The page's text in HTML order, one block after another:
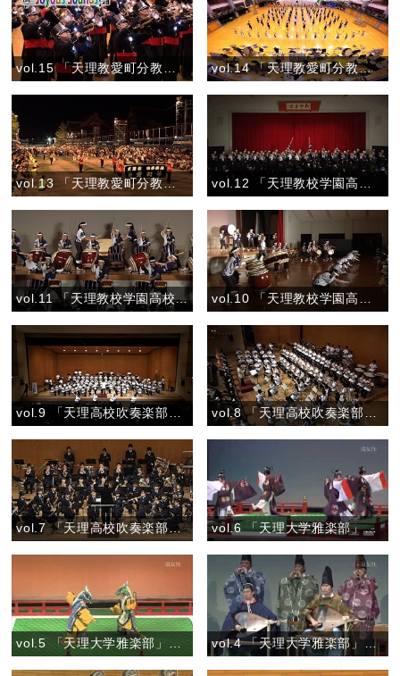
vol.15 「天理教愛町分教会吹奏楽団」『2016マーチング全国大会 壮行会(マルチカメラ)』 vol.14 「天理教愛町分教会吹奏楽団」『2016マーチング全国大会 壮行会(ハイカメラ)』
vol.13 「天理教愛町分教会吹奏楽団おやさとパレード」『心の花を咲かせよう／バクパイプ演奏／天理教青年会会歌』 vol.12 「天理教校学園高校和太鼓部 親里」『あたってくだけろ／親里／鬨の声』
vol.11 「天理教校学園高校和太鼓部 親里」『族』
vol.9 「天理高校吹奏楽部」『テレビCMオンパレード Vol.2』 vol.8 「天理高校吹奏楽部」『お楽しみステージ ―野球応援－』
vol.7 「天理高校吹奏楽部」『マーチ 春の道を歩こう』 vol.6 「天理大学雅楽部」『舞楽 喜春楽（きしゅんらく）』
vol.4 「天理大学雅楽部」『管絃 三臺塩急』